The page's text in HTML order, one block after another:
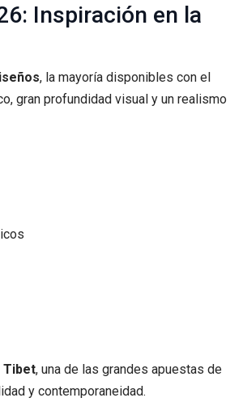
Inspiración en la
, la mayoría disponibles con el
gran profundidad visual y un realismo
Tibet, una de las grandes apuestas de
y contemporaneidad.